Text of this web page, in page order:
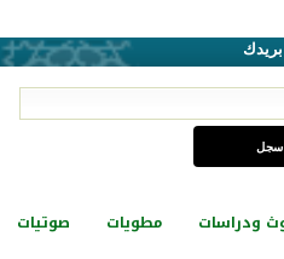
ودراسات مطويات صوتيات